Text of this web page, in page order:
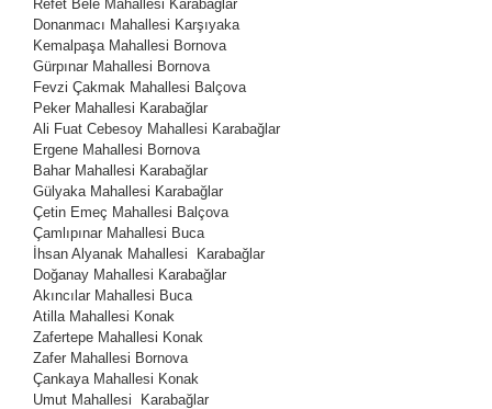
Refet Bele Mahallesi Karabağlar
Donanmacı Mahallesi Karşıyaka
Kemalpaşa Mahallesi Bornova
Gürpınar Mahallesi Bornova
Fevzi Çakmak Mahallesi Balçova
Peker Mahallesi Karabağlar
Ali Fuat Cebesoy Mahallesi Karabağlar
Ergene Mahallesi Bornova
Bahar Mahallesi Karabağlar
Gülyaka Mahallesi Karabağlar
Çetin Emeç Mahallesi Balçova
Çamlıpınar Mahallesi Buca
İhsan Alyanak Mahallesi Karabağlar
Doğanay Mahallesi Karabağlar
Akıncılar Mahallesi Buca
Atilla Mahallesi Konak
Zafertepe Mahallesi Konak
Zafer Mahallesi Bornova
Çankaya Mahallesi Konak
Umut Mahallesi Karabağlar